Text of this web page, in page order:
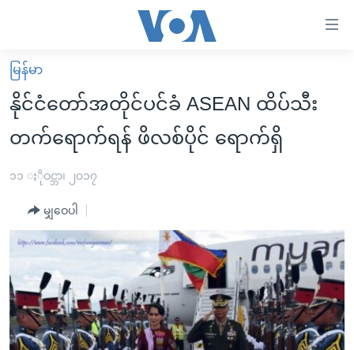
လွယ်ကူ
စေ
များ
အကြောင်းအရာ
ကျော်
ကြည့်
ရန်
ပင်မ
မူလစာမျက်နှာ
မြန်မာ
ကမ္ဘာ့သတင်းများ
နိုင်ငံတကာ
အစ္စရေး-ပါလက်စတိုင်း
ဗွီဒီယို
ရပ်ဝန်းတခု လမ်းတခု အလွန်
အင်္ဂလိပ်စာလေ့လာမယ်
အမေရိကန်သုံးအီဒီယံ
မကြေးမုံရဲ့ အင်္ဂလိပ်စာ
ရုပ်ရှင်ထဲက အင်္ဂလိပ်စာ
အပတ်စဉ်ကဏ္ဍများ
ရေဒီယို
တီဗွီ
ရေဒီယိုနှင့်ရုပ်သံ အချက်အလက်များ
ရေဒီယို/တီဗွီအစီအစဉ်
မြန်မာ
နိုင်ငံတော်အတိုင်ပင်ခံ ASEAN ထိပ်သီး
တက်ရောက်ရန် ဖိလစ်ပိုင် ရောက်ရှိ
၁၁ ႏိုဝင္ဘာ၊ ၂၀၁၇
မျှဝေပါ